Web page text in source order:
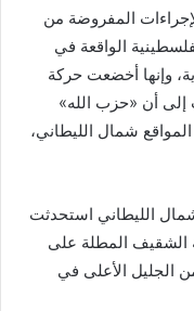
المفروضة من
الواقعة في
وإنها أخضعت حركة
إلى أن «حزب الله»
شمال الليطاني،
الليطاني استحدثت
الشقيف المطلة على
الجليل الأعلى في